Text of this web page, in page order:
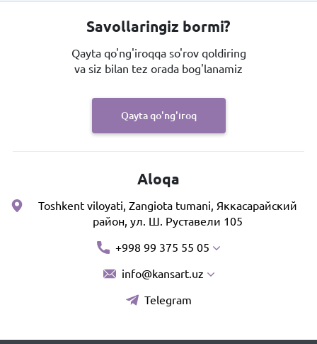
Savollaringiz bormi?
Qayta qo'ng'iroqqa so'rov qoldiring
va siz bilan tez orada bog'lanamiz
Qayta qo'ng'iroq
Aloqa
Toshkent viloyati, Zangiota tumani, Яккасарайский
район, ул. Ш. Руставели 105
+998 99 375 55 05
info@kansart.uz
Telegram